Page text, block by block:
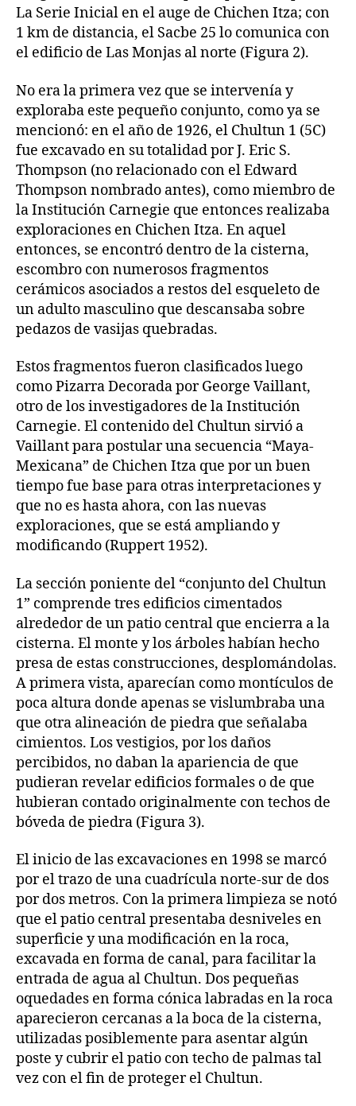
La Serie Inicial en el auge de Chichen Itza; con
1 km de distancia, el Sacbe 25 lo comunica con
el edificio de Las Monjas al norte (Figura 2).
No era la primera vez que se intervenía y
exploraba este pequeño conjunto, como ya se
mencionó: en el año de 1926, el Chultun 1 (5C)
fue excavado en su totalidad por J. Eric S.
Thompson (no relacionado con el Edward
Thompson nombrado antes), como miembro de
la Institución Carnegie que entonces realizaba
exploraciones en Chichen Itza. En aquel
entonces, se encontró dentro de la cisterna,
escombro con numerosos fragmentos
cerámicos asociados a restos del esqueleto de
un adulto masculino que descansaba sobre
pedazos de vasijas quebradas.
Estos fragmentos fueron clasificados luego
como Pizarra Decorada por George Vaillant,
otro de los investigadores de la Institución
Carnegie. El contenido del Chultun sirvió a
Vaillant para postular una secuencia “Maya-
Mexicana” de Chichen Itza que por un buen
tiempo fue base para otras interpretaciones y
que no es hasta ahora, con las nuevas
exploraciones, que se está ampliando y
modificando (Ruppert 1952).
La sección poniente del “conjunto del Chultun
1” comprende tres edificios cimentados
alrededor de un patio central que encierra a la
cisterna. El monte y los árboles habían hecho
presa de estas construcciones, desplomándolas.
A primera vista, aparecían como montículos de
poca altura donde apenas se vislumbraba una
que otra alineación de piedra que señalaba
cimientos. Los vestigios, por los daños
percibidos, no daban la apariencia de que
pudieran revelar edificios formales o de que
hubieran contado originalmente con techos de
bóveda de piedra (Figura 3).
El inicio de las excavaciones en 1998 se marcó
por el trazo de una cuadrícula norte-sur de dos
por dos metros. Con la primera limpieza se notó
que el patio central presentaba desniveles en
superficie y una modificación en la roca,
excavada en forma de canal, para facilitar la
entrada de agua al Chultun. Dos pequeñas
oquedades en forma cónica labradas en la roca
aparecieron cercanas a la boca de la cisterna,
utilizadas posiblemente para asentar algún
poste y cubrir el patio con techo de palmas tal
vez con el fin de proteger el Chultun.